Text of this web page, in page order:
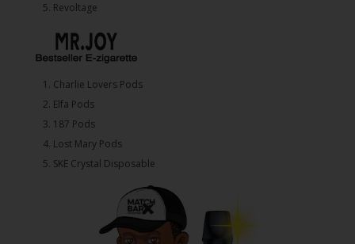
5. ⁠Revoltage
1.⁠ ⁠Charlie Lovers Pods
2.⁠ ⁠⁠Elfa Pods
3.⁠ ⁠⁠187 Pods
4.⁠ ⁠⁠Lost Mary Pods
5.⁠ ⁠⁠SKE Crystal Disposable